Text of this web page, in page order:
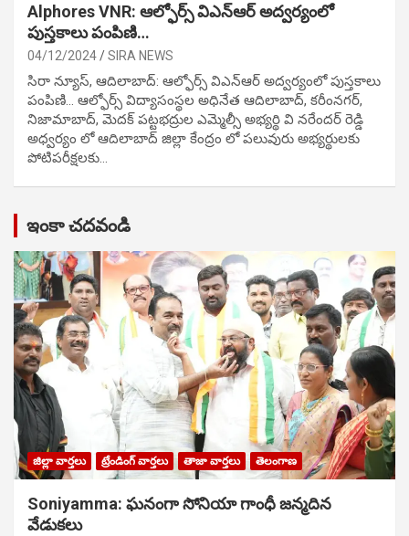
Alphores VNR: ఆల్ఫోర్స్ విఎన్ఆర్ అద్వర్యంలో
పుస్తకాలు పంపిణి…
04/12/2024 SIRA NEWS
సిరా న్యూస్, ఆదిలాబాద్: ఆల్ఫోర్స్ విఎన్ఆర్ అద్వర్యంలో పుస్తకాలు
పంపిణి… ఆల్ఫోర్స్ విద్యాసంస్థల అధినేత ఆదిలాబాద్, కరీంనగర్,
నిజామాబాద్, మెదక్ పట్టభద్రుల ఎమ్మెల్సీ అభ్యర్థి వి నరేందర్ రెడ్డి
అధ్వర్యం లో ఆదిలాబాద్ జిల్లా కేంద్రం లో పలువురు అభ్యర్థులకు
పోటిప‌రీక్ష‌ల‌కు…
ఇంకా చదవండి
జిల్లా వార్తలు ట్రేండింగ్ వార్తలు తాజా వార్తలు తెలంగాణ
Soniyamma: ఘ‌నంగా సోనియా గాంధీ జ‌న్మ‌దిన
వేడుక‌లు